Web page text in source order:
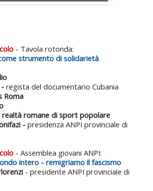
- Tavola rotonda:
strumento di solidarietà
regista del documentario Cubania
Roma
realtà romane di sport popolare
- presidenza ANPI provinciale di
- Assemblea giovani ANPI:
intero - remigriamo il fascismo
- presidente ANPI provinciale di